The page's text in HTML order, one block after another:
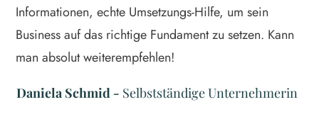
Informationen, echte Umsetzungs-Hilfe, um sein
Business auf das richtige Fundament zu setzen. Kann
man absolut weiterempfehlen!
Daniela Schmid - Selbstständige Unternehmerin